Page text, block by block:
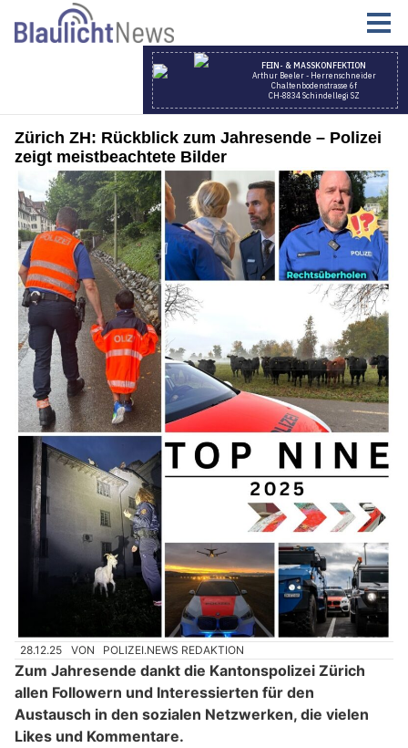
Zürich ZH: Rückblick zum Jahresende – Polizei
zeigt meistbeachtete Bilder
28.12.25 VON POLIZEI.NEWS REDAKTION
Zum Jahresende dankt die Kantonspolizei Zürich
allen Followern und Interessierten für den
Austausch in den sozialen Netzwerken, die vielen
Likes und Kommentare.